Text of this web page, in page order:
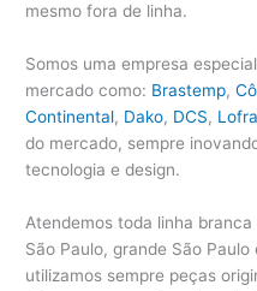
mesmo fora de linha.
Somos uma empresa
mercado como: Brastemp,
Continental, Dako, DCS, Lofra
do mercado, sempre
tecnologia e design.
Atendemos toda linha
São Paulo, grande São
utilizamos sempre peças